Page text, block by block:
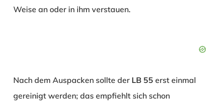
Weise an oder in ihm verstauen.
Nach dem Auspacken sollte der LB 55 erst einmal
gereinigt werden; das empfiehlt sich schon